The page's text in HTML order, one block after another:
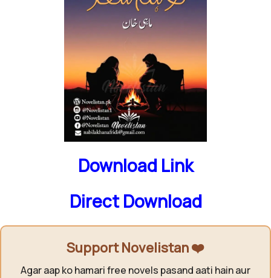
Download Link
Direct Download
Support Novelistan ❤️
Agar aap ko hamari free novels pasand aati hain aur